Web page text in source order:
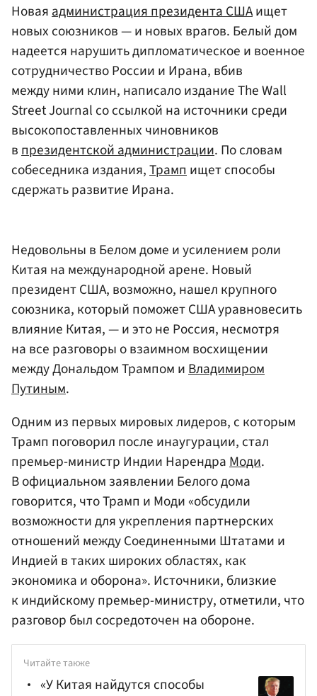
Новаяадминистрация президента СШАищет
новых союзников — и новых врагов. Белый дом
надеется нарушить дипломатическое и военное
сотрудничество России и Ирана, вбив
между ними клин, написало издание The Wall
Street Journal со ссылкой на источники среди
высокопоставленных чиновников
впрезидентской администрации. По словам
собеседника издания,Трампищет способы
сдержать развитие Ирана.
Недовольны в Белом доме и усилением роли
Китая на международной арене. Новый
президент США, возможно, нашел крупного
союзника, который поможет США уравновесить
влияние Китая, — и это не Россия, несмотря
на все разговоры о взаимном восхищении
между Дональдом Трампом иВладимиром
Путиным.
Одним из первых мировых лидеров, с которым
Трамп поговорил после инаугурации, стал
премьер-министр Индии НарендраМоди.
В официальном заявлении Белого дома
говорится, что Трамп и Моди «обсудили
возможности для укрепления партнерских
отношений между Соединенными Штатами и
Индией в таких широких областях, как
экономика и оборона». Источники, близкие
к индийскому премьер-министру, отметили, что
разговор был сосредоточен на обороне.
Читайте также
«У Китая найдутся способы